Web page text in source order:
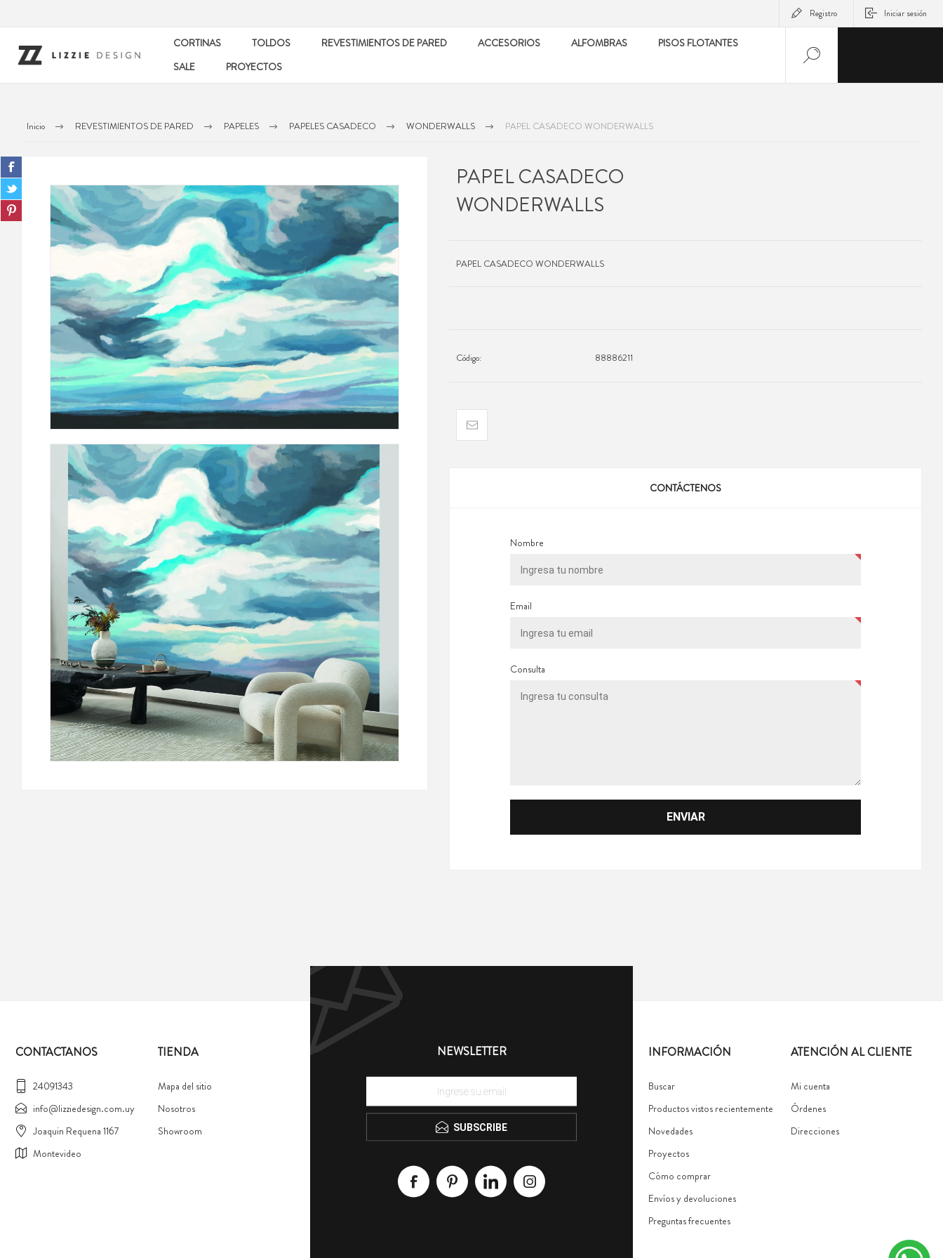
Registro Iniciar sesión
CORTINAS TOLDOS REVESTIMIENTOS DE PARED ACCESORIOS ALFOMBRAS
PISOS FLOTANTES
SALE
PROYECTOS
Inicio REVESTIMIENTOS DE PARED PAPELES PAPELES CASADECO WONDERWALLS PAPEL CASADECO WONDERWALLS
PAPEL CASADECO
WONDERWALLS
PAPEL CASADECO WONDERWALLS
Código: 88886211
CONTÁCTENOS
Nombre
Email
Consulta
NEWSLETTER
SUBSCRIBE
CONTACTANOS
24091343
info@lizziedesign.com.uy
Joaquin Requena 1167
Montevideo
TIENDA
Mapa del sitio
Nosotros
Showroom
INFORMACIÓN
Buscar
Productos vistos recientemente
Novedades
Proyectos
Cómo comprar
Envíos y devoluciones
Preguntas frecuentes
ATENCIÓN AL CLIENTE
Mi cuenta
Órdenes
Direcciones